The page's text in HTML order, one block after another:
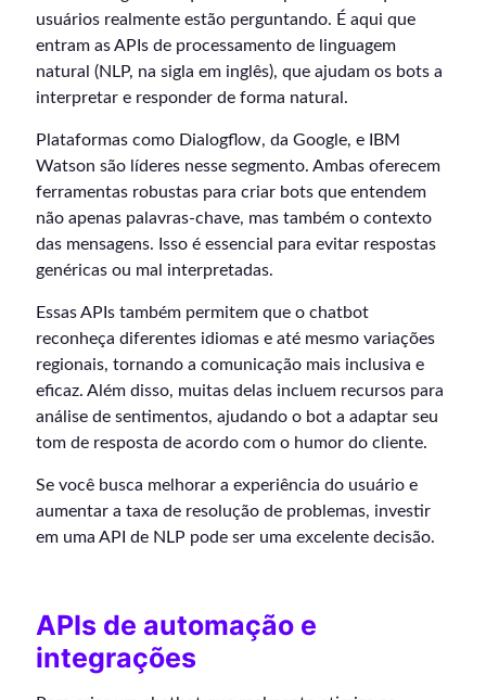
usuários realmente estão perguntando. É aqui que
entram as APIs de processamento de linguagem
natural (NLP, na sigla em inglês), que ajudam os bots a
interpretar e responder de forma natural.
Plataformas como Dialogflow, da Google, e IBM
Watson são líderes nesse segmento. Ambas oferecem
ferramentas robustas para criar bots que entendem
não apenas palavras-chave, mas também o contexto
das mensagens. Isso é essencial para evitar respostas
genéricas ou mal interpretadas.
Essas APIs também permitem que o chatbot
reconheça diferentes idiomas e até mesmo variações
regionais, tornando a comunicação mais inclusiva e
eficaz. Além disso, muitas delas incluem recursos para
análise de sentimentos, ajudando o bot a adaptar seu
tom de resposta de acordo com o humor do cliente.
Se você busca melhorar a experiência do usuário e
aumentar a taxa de resolução de problemas, investir
em uma API de NLP pode ser uma excelente decisão.
APIs de automação e
integrações